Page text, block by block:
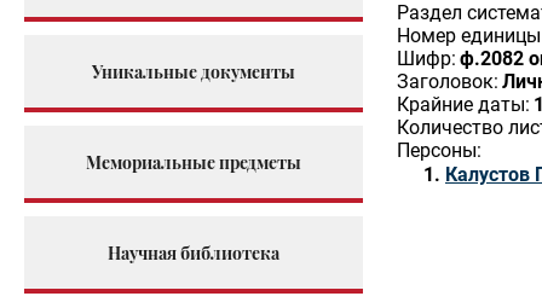
Уникальные документы
Мемориальные предметы
Научная библиотека
Раздел
Номер единицы
Шифр: ф.2082
Заголовок:
Крайние даты:
Количество
Персоны:
Калустов